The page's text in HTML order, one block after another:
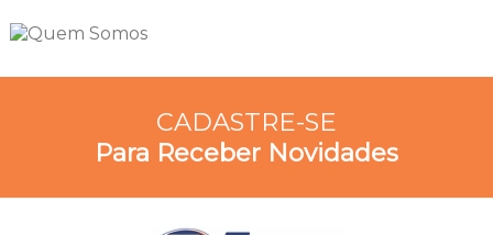
CADASTRE-SE
Para Receber Novidades